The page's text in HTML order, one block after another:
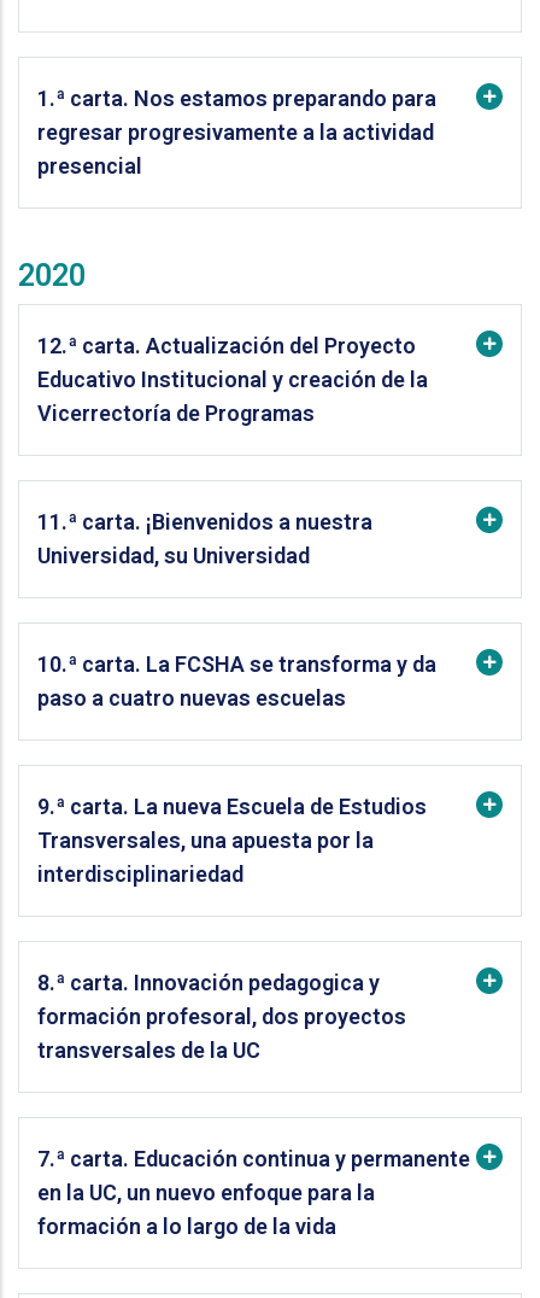
1.ª carta. Nos estamos preparando para
regresar progresivamente a la actividad
presencial
2020
12.ª carta. Actualización del Proyecto
Educativo Institucional y creación de la
Vicerrectoría de Programas
11.ª carta. ¡Bienvenidos a nuestra
Universidad, su Universidad
10.ª carta. La FCSHA se transforma y da
paso a cuatro nuevas escuelas
9.ª carta. La nueva Escuela de Estudios
Transversales, una apuesta por la
interdisciplinariedad
8.ª carta. Innovación pedagogica y
formación profesoral, dos proyectos
transversales de la UC
7.ª carta. Educación continua y permanente
en la UC, un nuevo enfoque para la
formación a lo largo de la vida